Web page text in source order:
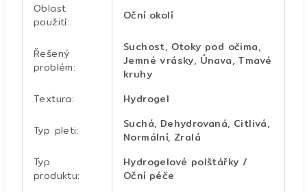
Oblast
použití: Oční okolí
Řešený
problém:
Suchost, Otoky pod očima,
Jemné vrásky, Únava, Tmavé
kruhy
Textura: Hydrogel
Typ pleti:
Suchá, Dehydrovaná, Citlivá,
Normální, Zralá
Typ
produktu:
Hydrogelové polštářky /
Oční péče